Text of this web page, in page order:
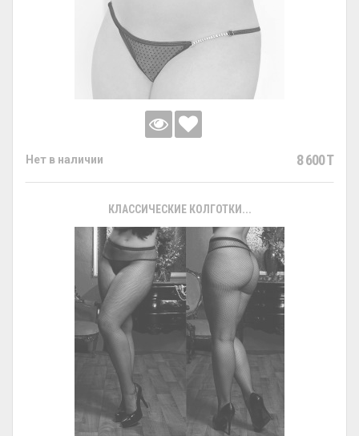
Нет в наличии 8 600 T
КЛАССИЧЕСКИЕ КОЛГОТКИ...